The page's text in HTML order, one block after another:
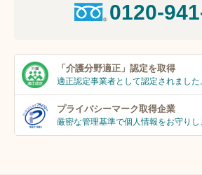
0120-
「介護分野適正」 認定を取得
適正認定事業者として認定されました
プライバシーマーク取得企業
厳密な管理基準で個人情報をお守りし